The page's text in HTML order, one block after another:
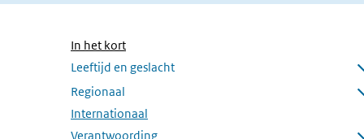
Overslaan menu
In het kort(Actieve pagina)
Leeftijd en geslacht
Submenu openen
Regionaal
Submenu openen
Internationaal
Verantwoording